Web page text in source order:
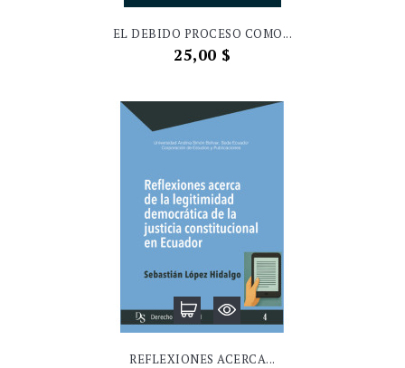
EL DEBIDO PROCESO COMO...
Precio
25,00 $
REFLEXIONES ACERCA...